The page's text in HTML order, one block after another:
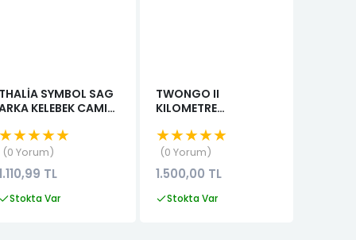
SYMBOL SAG
KELEBEK CAMI
0 Yorum
TL
Stokta Var
TWONGO II
KILOMETRE
★★★★★
0 Yorum
1.500,00 TL
Stokta Var